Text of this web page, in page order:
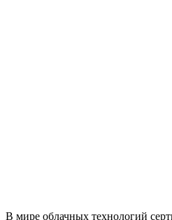
В мире облачных технологий